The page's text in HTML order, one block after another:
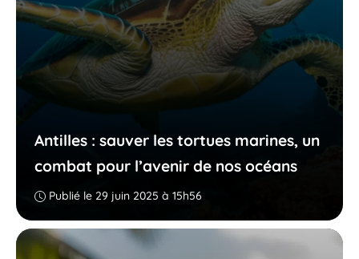
Antilles : sauver les tortues marines, un
combat pour l’avenir de nos océans
Publié le 29 juin 2025 à 15h56